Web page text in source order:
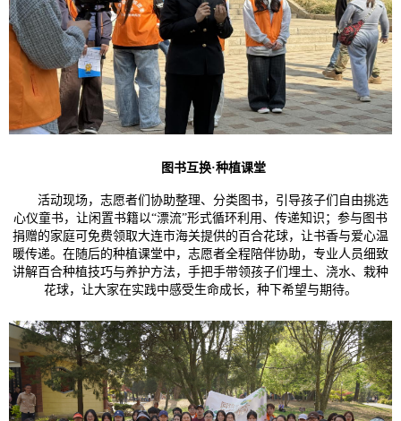
图书互换·种植课堂
活动现场，志愿者们协助整理、分类图书，引导孩子们自由挑选
心仪童书，让闲置书籍以“漂流”形式循环利用、传递知识；参与图书
捐赠的家庭可免费领取大连市海关提供的百合花球，让书香与爱心温
暖传递。在随后的种植课堂中，志愿者全程陪伴协助，专业人员细致
讲解百合种植技巧与养护方法，手把手带领孩子们埋土、浇水、栽种
花球，让大家在实践中感受生命成长，种下希望与期待。